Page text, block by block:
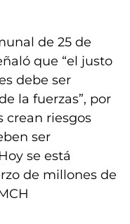
de 25 de
que “el justo
debe ser
la fuerzas”, por
crean riesgos
ser
se está
de millones de